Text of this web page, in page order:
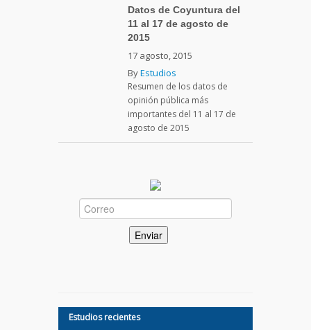
Datos de Coyuntura del
11 al 17 de agosto de
2015
17 agosto, 2015
ByEstudios
Resumen de los datos de
opinión pública más
importantes del 11 al 17 de
agosto de 2015
Estudios recientes